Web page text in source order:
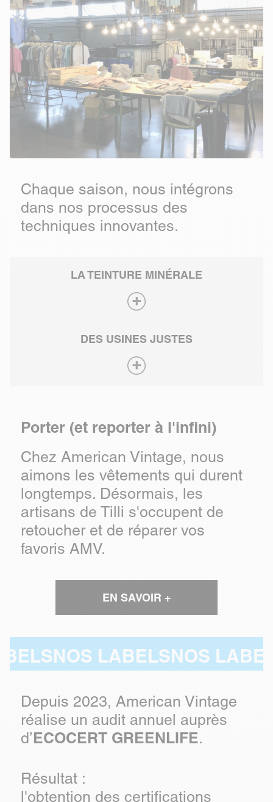
Chaque saison, nous intégrons
dans nos processus des
techniques innovantes.
LA TEINTURE MINÉRALE
DES USINES JUSTES
Porter (et reporter à l'infini)
Chez American Vintage, nous
aimons les vêtements qui durent
longtemps. Désormais, les
artisans de Tilli s'occupent de
retoucher et de réparer vos
favoris AMV.
EN SAVOIR +
NOS LABELSNOS LABELS
Depuis 2023, American Vintage
réalise un audit annuel auprès
d’ECOCERT GREENLIFE.
Résultat :
l'obtention des certifications